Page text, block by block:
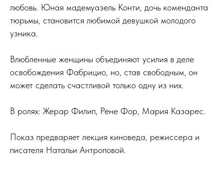
любовь. Юная мадемуазель Конти, дочь коменданта
тюрьмы, становится любимой девушкой молодого
узника.
Влюбленные женщины объединяют усилия в деле
освобождения Фабрицио, но, став свободным, он
может сделать счастливой только одну из них.
В ролях: Жерар Филип, Рене Фор, Мария Казарес.
Показ предваряет лекция киноведа, режиссера и
писателя Натальи Антроповой.